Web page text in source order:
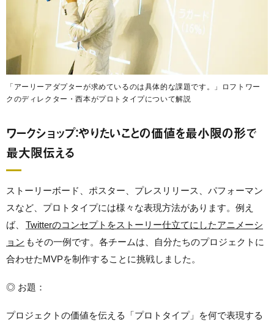
「アーリーアダプターが求めているのは具体的な課題です。」ロフトワー
クのディレクター・西本がプロトタイプについて解説
ワークショップ：やりたいことの価値を最小限の形で
最大限伝える
ストーリーボード、ポスター、プレスリリース、パフォーマン
スなど、プロトタイプには様々な表現方法があります。例え
ば、
Twitterのコンセプトをストーリー仕立てにしたアニメーシ
ョン もその一例です。各チームは、自分たちのプロジェクトに
合わせたMVPを制作することに挑戦しました。
◎ お題：
プロジェクトの価値を伝える「プロトタイプ」を何で表現する